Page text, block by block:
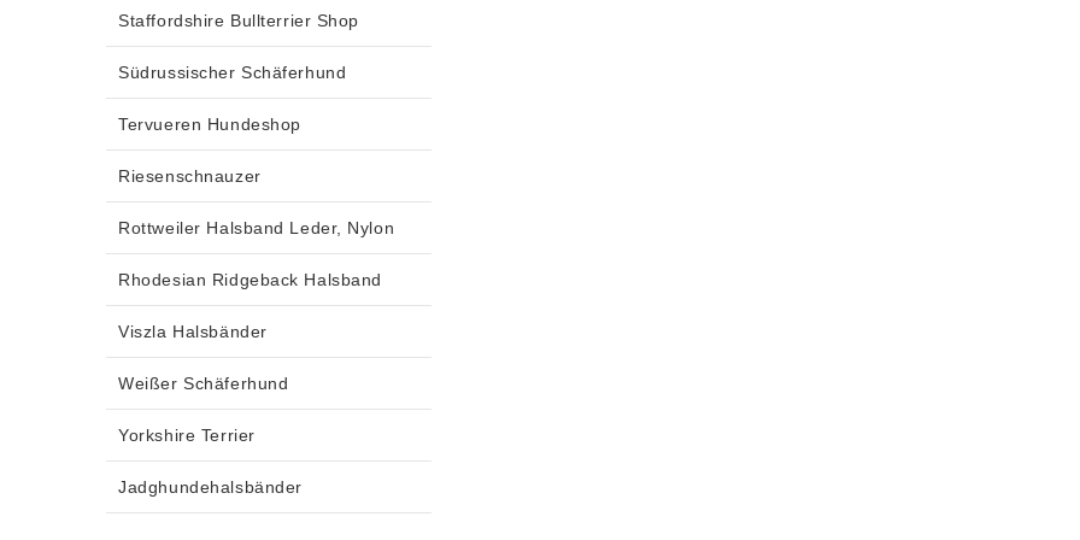
Staffordshire Bullterrier Shop
Südrussischer Schäferhund
Tervueren Hundeshop
Riesenschnauzer
Rottweiler Halsband Leder, Nylon
Rhodesian Ridgeback Halsband
Viszla Halsbänder
Weißer Schäferhund
Yorkshire Terrier
Jadghundehalsbänder